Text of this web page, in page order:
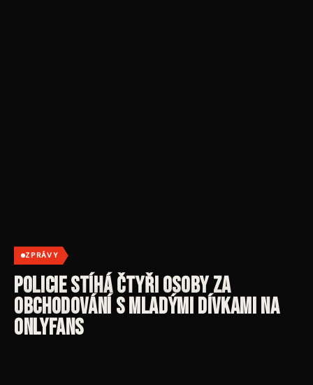
ZPRÁVY
Policie stíhá čtyři osoby za
obchodování s mladými dívkami na
OnlyFans